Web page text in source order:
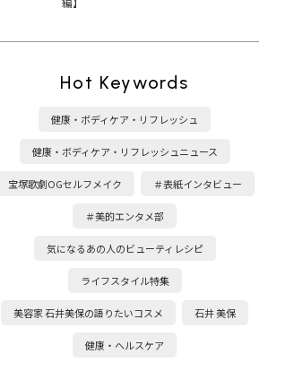
Hot Keywords
健康・ボディケア・リフレッシュ
健康・ボディケア・リフレッシュニュース
宝塚歌劇OGセルフメイク ＃表紙インタビュー
＃美的エンタメ部
気になるあの人のビューティレシピ
ライフスタイル特集
美容家 石井美保の語りたいコスメ 石井 美保
健康・ヘルスケア